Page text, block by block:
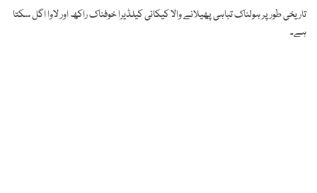
تاریخی طور پر ہولناک تباہی پھیلانے والا کیکائی کیلڈیرا خوفناک راکھ اور لاوا اگل سکتا
ہے۔